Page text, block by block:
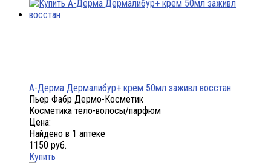
А-Дерма Дермалибур+ крем 50мл заживл восстан
Пьер Фабр Дермо-Косметик
Косметика тело-волосы/парфюм
Цена:
Найдено в 1 аптеке
1150 руб.
Купить